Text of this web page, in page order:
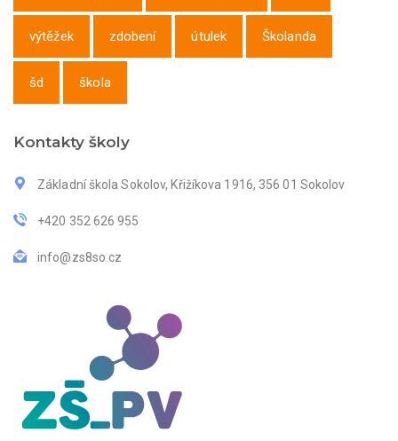
výtěžek zdobení útulek Školanda
šd škola
Kontakty školy
Základní škola Sokolov, Křižíkova 1916, 356 01 Sokolov
+420 352 626 955
info@zs8so.cz